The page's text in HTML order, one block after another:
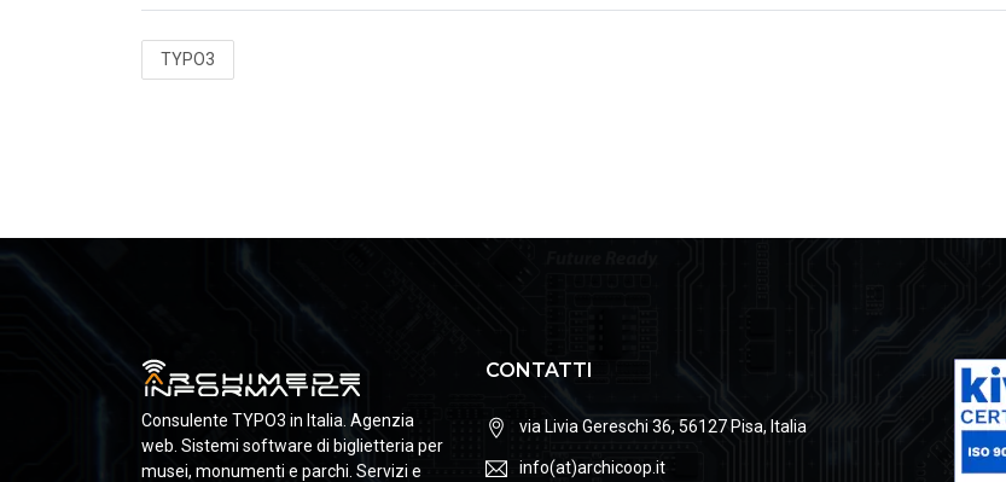
TYPO3
Consulente TYPO3 in Italia. Agenzia
web. Sistemi software di biglietteria per
musei, monumenti e parchi. Servizi e
CONTATTI
via Livia Gereschi 36, 56127 Pisa, Italia
info(at)archicoop.it